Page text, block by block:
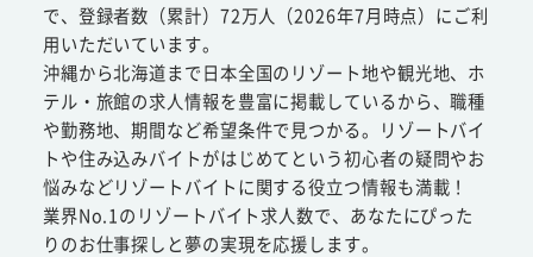
で、登録者数（累計）72万人（2026年7月時点）にご利
用いただいています。
沖縄から北海道まで日本全国のリゾート地や観光地、ホ
テル・旅館の求人情報を豊富に掲載しているから、職種
や勤務地、期間など希望条件で見つかる。リゾートバイ
トや住み込みバイトがはじめてという初心者の疑問やお
悩みなどリゾートバイトに関する役立つ情報も満載！
業界No.1のリゾートバイト求人数で、あなたにぴった
りのお仕事探しと夢の実現を応援します。